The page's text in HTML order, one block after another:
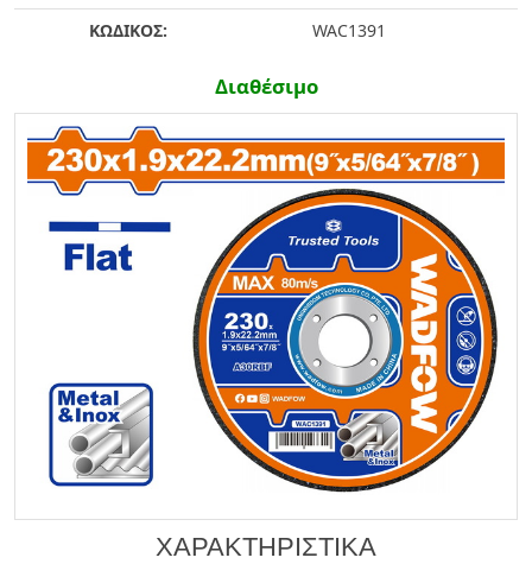
ΚΩΔΙΚΟΣ:
WAC1391
Διαθέσιμο
ΧΑΡΑΚΤΗΡΙΣΤΙΚΑ